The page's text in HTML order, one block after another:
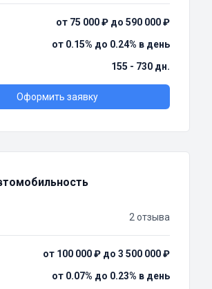
от 75 000 ₽ до 590 000 ₽
от 0.15% до 0.24% в день
155 - 730 дн.
Оформить заявку
2 отзыва
от 100 000 ₽ до 3 500 000 ₽
от 0.07% до 0.23% в день